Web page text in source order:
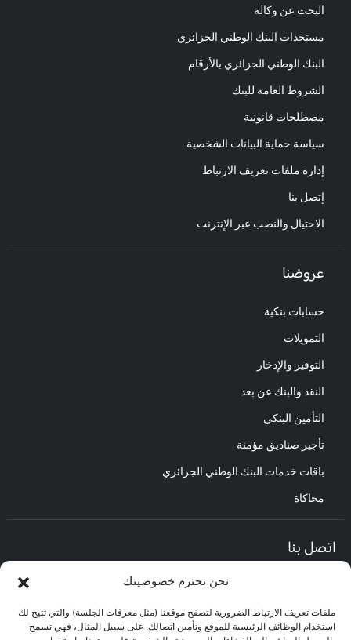
نحن نحترم خصوصيتك
ملفات تعريف الارتباط الضرورية لتصفح موقعنا (مثل معرفات الجلسة) والتي تتيح لك
استخدام الوظائف الرئيسية للموقع وتأمين اتصالك. على سبيل المثال، فهي تسمح
البحث عن وكالة
مستجدات البنك الوطني الجزائري
البنك الوطني الجزائري بالأرقام
الشروط العامة للبنك
مصطلحات قانونية
سياسة حماية البيانات الشخصية
إدارة ملفات تعريف الارتباط
إتصل بنا
الاحتيال والنصب عبر الإنترنت
عروضنا
حسابات بنكية
التمويلات
التوفير والإدخار
النقد والبنك عن بعد
التأمين البنكي
تأجير صناديق مؤمنة
باقات خدمات البنك الوطني الجزائري
محاكاة
اتصل بنا
مركز العلاقات مع الزبائن :
البريد الإلكتروني : CEC@bna.dz